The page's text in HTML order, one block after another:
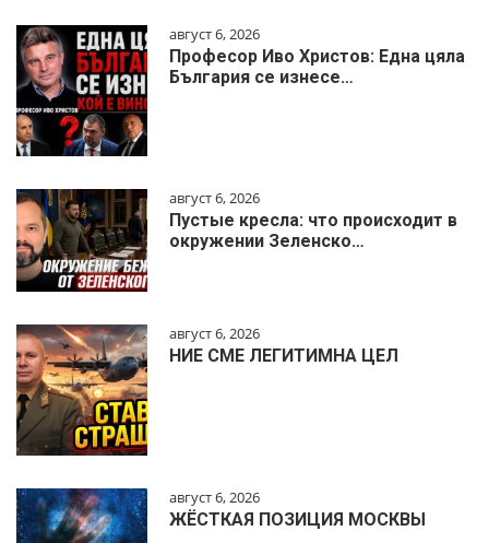
август 6, 2026
Професор Иво Христов: Една цяла
България се изнесе…
август 6, 2026
Пустые кресла: что происходит в
окружении Зеленско…
август 6, 2026
НИЕ СМЕ ЛЕГИТИМНА ЦЕЛ
август 6, 2026
ЖЁСТКАЯ ПОЗИЦИЯ МОСКВЫ